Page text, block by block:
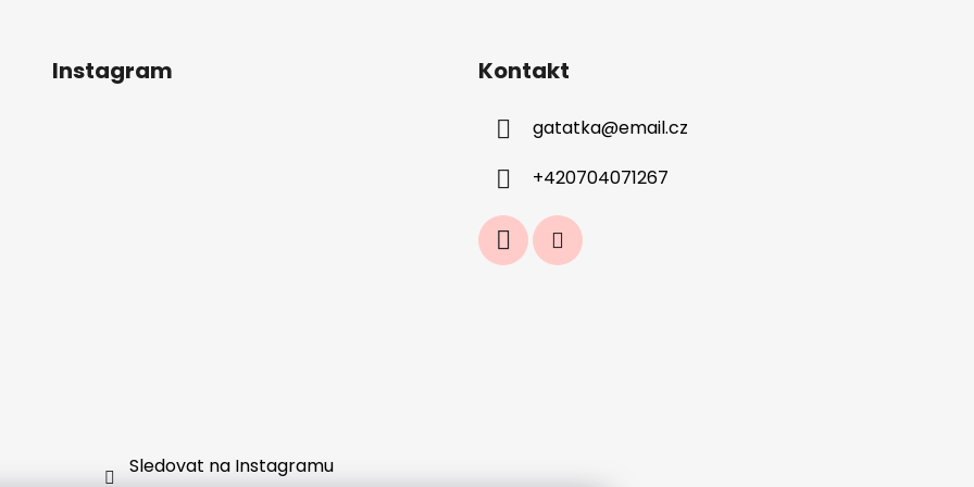
Instagram
Sledovat na Instagramu
Kontakt
gatatka@email.cz
+420704071267